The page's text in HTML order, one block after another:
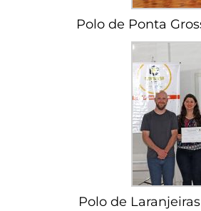
Polo de Ponta
Polo de